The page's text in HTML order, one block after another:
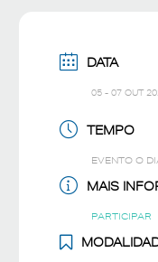
DATA
05 - 07 OUT
TEMPO
EVENTO O
MAIS
PARTICIPAR